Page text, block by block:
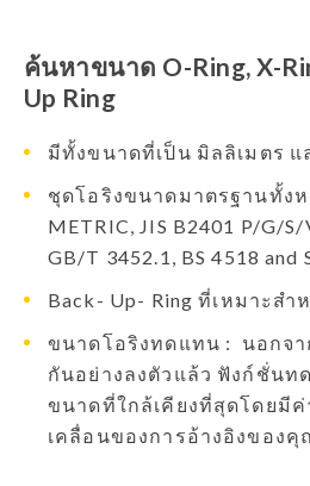
ค้นหาขนาด O-Ring, X-
Up Ring
มีทั้งขนาดที่เป็น มิลลิเมตร แ
ชุดโอริงขนาดมาตรฐานทั้งห
METRIC, JIS B2401 P/G/S/
GB/T 3452.1, BS 4518 and
Back- Up- Ring ที่เหมาะสำ
ขนาดโอริงทดแทน : นอกจ
กันอย่างลงตัวแล้ว ฟังก์ชั่นท
ขนาดที่ใกล้เคียงที่สุดโดยมี
เคลื่อนของการอ้างอิงของคุ